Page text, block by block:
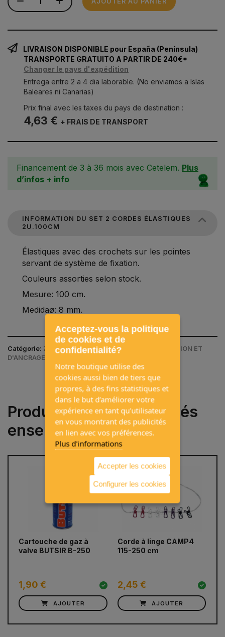
LIVRAISON DISPONIBLE pour España (Península)
TRANSPORTE GRATUITO A PARTIR DE 240€*
Changer le pays d'expédition
Entrega entre 2 a 4 dia laborable. (No enviamos a Islas
Baleares ni Canarias)
Prix final avec les taxes du pays de destination :
4,63 € + FRAIS DE TRANSPORT
Financement de 3 à 36 mois avec Cetelem. Plus
d’infos + info
INFORMATION DU SET 2 CORDES ÉLASTIQUES
2U.100CM
Élastiques avec des crochets sur les pointes
servant de système de fixation.
Couleurs assorties selon stock.
Mesure: 100 cm.
Medidaø: 8 mm.
Catégorie: ZONE OFFROAD 4X4 / SYSTÈMES DE FIXATION ET
D'ANCRAGE
Produits souvent achetés
ensemble
Cartouche de gaz à
valve BUTSIR B-250
1,90 €
AJOUTER
Corde à linge CAMP4
115-250 cm
2,45 €
AJOUTER
prev next
Acceptez-vous la politique
de cookies et de
confidentialité?
Notre boutique utilise des
cookies aussi bien de tiers que
propres, à des fins statistiques et
dans le but d’améliorer votre
expérience en tant qu’utilisateur
en vous montrant des publicités
en lien avec vos préférences.
Plus d'informations
Accepter les cookies
Configurer les cookies